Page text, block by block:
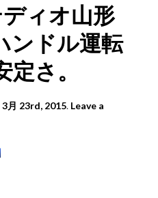
ィオ山形
ンドル運転
さ。
3月 23rd, 2015. Leave a